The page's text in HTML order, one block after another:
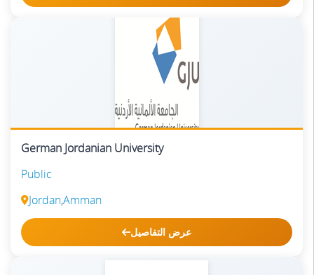
German Jordanian University
Public
Jordan,Amman
عرض التفاصيل